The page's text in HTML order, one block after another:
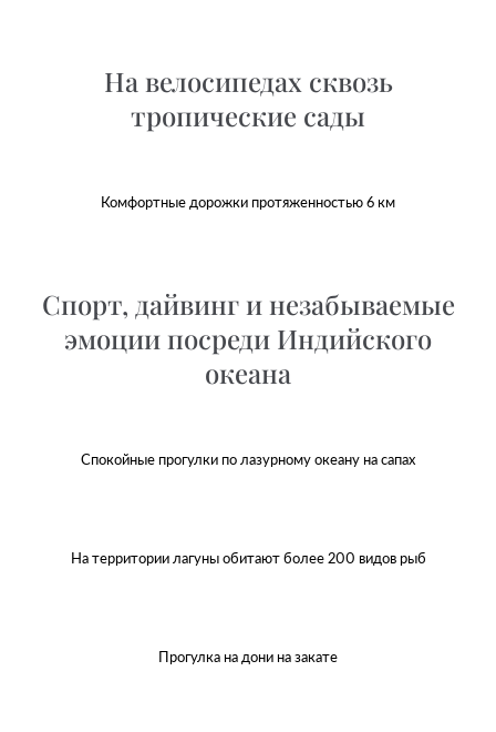
На велосипедах сквозь
тропические сады
Комфортные дорожки протяженностью 6 км
Спорт, дайвинг и незабываемые
эмоции посреди Индийского
океана
Спокойные прогулки по лазурному океану на сапах
На территории лагуны обитают более 200 видов рыб
Прогулка на дони на закате